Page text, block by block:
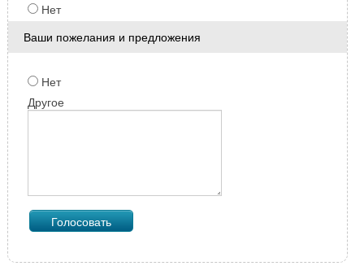
Нет
Ваши пожелания и предложения
Нет
Другое